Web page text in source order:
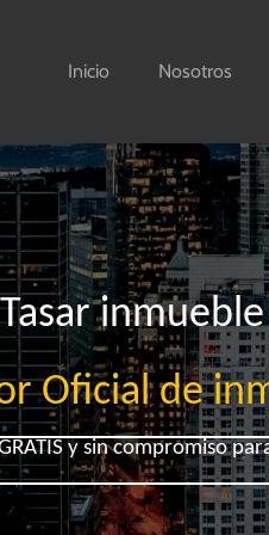
Inicio Nosotros
Tasar
Oficial de
y sin compromiso